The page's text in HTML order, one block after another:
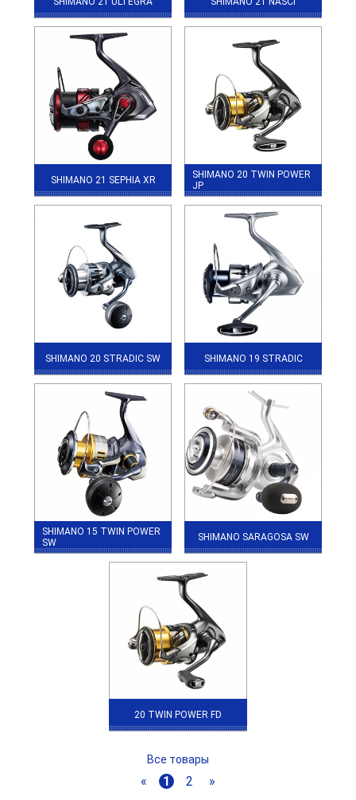
SHIMANO 21 SEPHIA XR
SHIMANO 20 TWIN POWER
JP
SHIMANO 20 STRADIC SW SHIMANO 19 STRADIC
SHIMANO 15 TWIN POWER
SW
SHIMANO SARAGOSA SW
20 TWIN POWER FD
Все товары
« 1 2 »